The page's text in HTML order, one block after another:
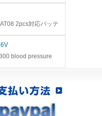
2pcs対応バッテ
blood pressure